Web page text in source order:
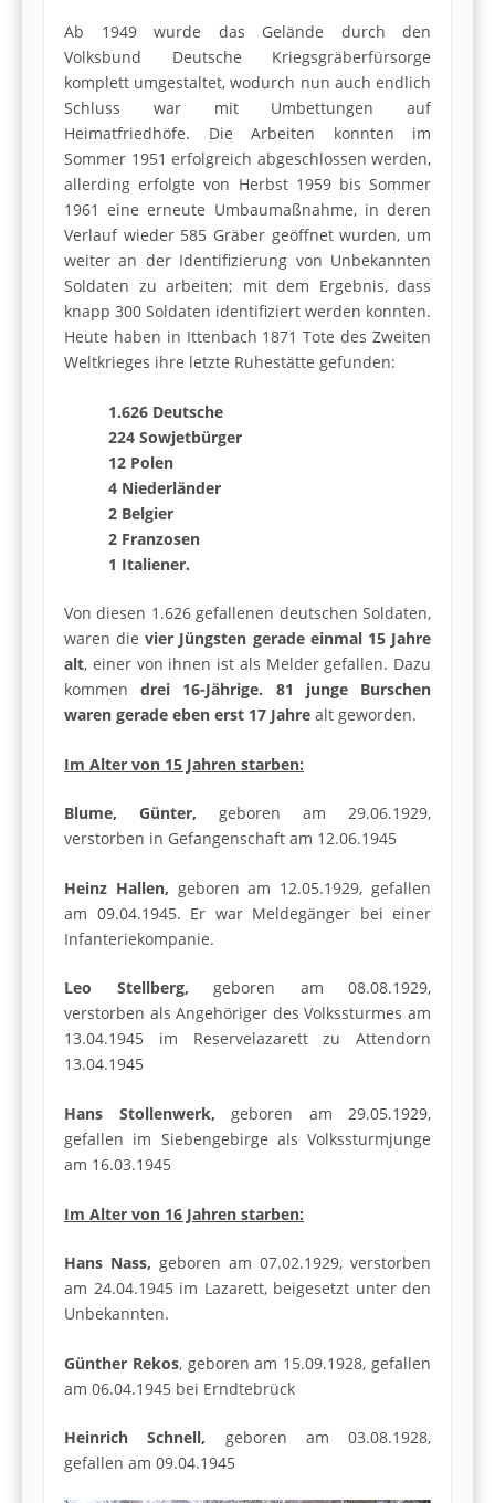
Ab 1949 wurde das Gelände durch den
Volksbund Deutsche Kriegsgräberfürsorge
komplett umgestaltet, wodurch nun auch endlich
Schluss war mit Umbettungen auf
Heimatfriedhöfe. Die Arbeiten konnten im
Sommer 1951 erfolgreich abgeschlossen werden,
allerding erfolgte von Herbst 1959 bis Sommer
1961 eine erneute Umbaumaßnahme, in deren
Verlauf wieder 585 Gräber geöffnet wurden, um
weiter an der Identifizierung von Unbekannten
Soldaten zu arbeiten; mit dem Ergebnis, dass
knapp 300 Soldaten identifiziert werden konnten.
Heute haben in Ittenbach 1871 Tote des Zweiten
Weltkrieges ihre letzte Ruhestätte gefunden:
1.626 Deutsche
224 Sowjetbürger
12 Polen
4 Niederländer
2 Belgier
2 Franzosen
1 Italiener.
Von diesen 1.626 gefallenen deutschen Soldaten,
waren die vier Jüngsten gerade einmal 15 Jahre
alt, einer von ihnen ist als Melder gefallen. Dazu
kommendrei 16-Jährige.
81 junge Burschen
waren gerade eben erst 17 Jahre alt geworden.
Im Alter von 15 Jahren starben:
Blume, Günter, geboren am 29.06.1929,
verstorben in Gefangenschaft am 12.06.1945
Heinz Hallen, geboren am 12.05.1929, gefallen
am 09.04.1945. Er war Meldegänger bei einer
Infanteriekompanie.
Leo Stellberg, geboren am 08.08.1929,
verstorben als Angehöriger des Volkssturmes am
13.04.1945 im Reservelazarett zu Attendorn
13.04.1945
Hans Stollenwerk, geboren am 29.05.1929,
gefallen im Siebengebirge als Volkssturmjunge
am 16.03.1945
Im Alter von 16 Jahren starben:
Hans Nass, geboren am 07.02.1929, verstorben
am 24.04.1945 im Lazarett, beigesetzt unter den
Unbekannten.
Günther Rekos, geboren am 15.09.1928, gefallen
am 06.04.1945 bei Erndtebrück
Heinrich Schnell, geboren am 03.08.1928,
gefallen am 09.04.1945